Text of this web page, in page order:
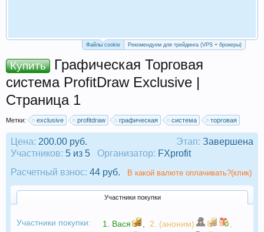
Файлы cookie Рекомендуем для трейдинга (VPS + брокеры)
Купить
Графическая Торговая
система ProfitDraw Exclusive |
Страница 1
Метки: exclusive profitdraw графическая система торговая
Этап: Завершена
Цена: 200.00 руб.
Участников: 5 из 5 Организатор: FXprofit
Расчетный взнос: 44 руб. В какой валюте оплачивать?(клик)
Участники покупки
Участники покупки: 1. Вася 2. (аноним)